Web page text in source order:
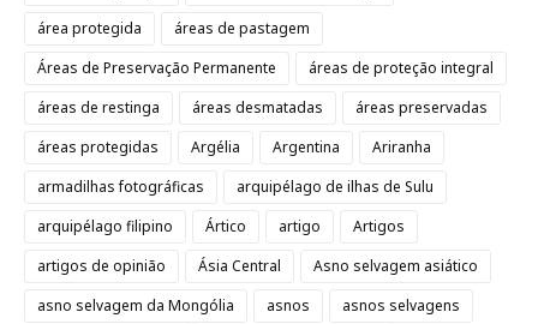
área protegida
áreas de pastagem
Áreas de Preservação Permanente
áreas de proteção integral
áreas de restinga
áreas desmatadas
áreas preservadas
áreas protegidas
Argélia Argentina
Ariranha
armadilhas fotográficas
arquipélago de ilhas de Sulu
arquipélago filipino
Ártico artigo
Artigos
artigos de opinião
Ásia Central
Asno selvagem asiático
asno selvagem da Mongólia
asnos
asnos selvagens